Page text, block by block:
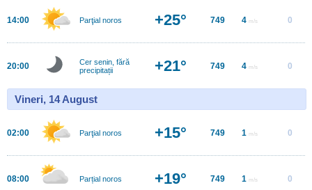
14:00 Parţial noros +25° 749 4 m/s 0
20:00
Cer senin, fără
precipitații
+21° 749 4 m/s 0
Vineri, 14 August
02:00 Parţial noros +15° 749 1 m/s 0
08:00 Parțial noros +19° 749 1 m/s 0